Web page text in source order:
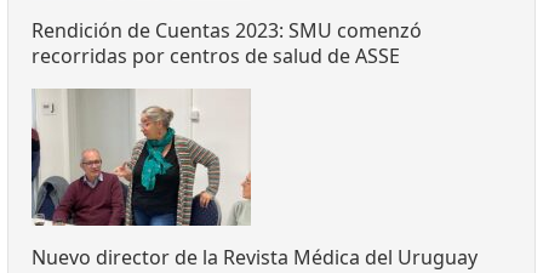
Rendición de Cuentas 2023: SMU comenzó
recorridas por centros de salud de ASSE
Nuevo director de la Revista Médica del Uruguay